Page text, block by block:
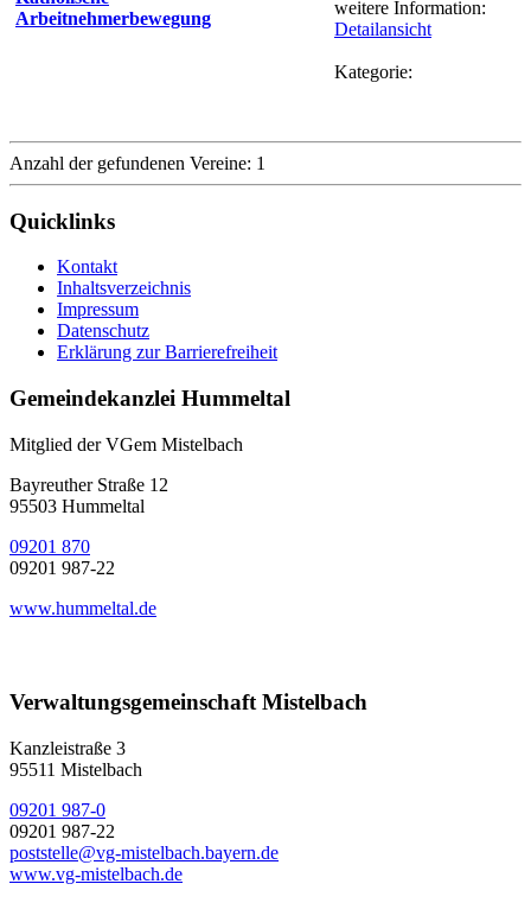
Arbeitnehmerbewegung
weitere Information:
Detailansicht
Kategorie:
Anzahl der gefundenen Vereine: 1
Quicklinks
Kontakt
Inhaltsverzeichnis
Impressum
Datenschutz
Erklärung zur Barrierefreiheit
Gemeindekanzlei Hummeltal
Mitglied der VGem Mistelbach
Bayreuther Straße 12
95503 Hummeltal
09201 870
09201 987-22
www.hummeltal.de
Verwaltungsgemeinschaft Mistelbach
Kanzleistraße 3
95511 Mistelbach
09201 987-0
09201 987-22
poststelle@vg-mistelbach.bayern.de
www.vg-mistelbach.de